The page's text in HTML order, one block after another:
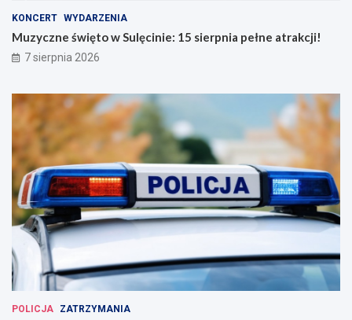
KONCERT WYDARZENIA
Muzyczne święto w Sulęcinie: 15 sierpnia pełne atrakcji!
7 sierpnia 2026
POLICJA ZATRZYMANIA